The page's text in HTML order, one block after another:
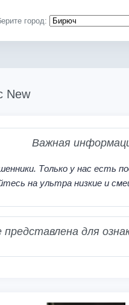
город:
New
Важная
Только у нас есть
на ультра низкие и
для